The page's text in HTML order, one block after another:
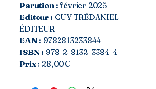
Parution : février 2025
Editeur : GUY TRÉDANIEL
ÉDITEUR
EAN : 9782813233844
ISBN : 978-2-8132-3384-4
Prix : 28,00€